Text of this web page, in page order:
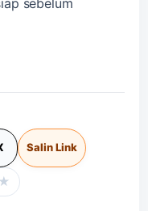
Salin Link
Beri rating halaman
★